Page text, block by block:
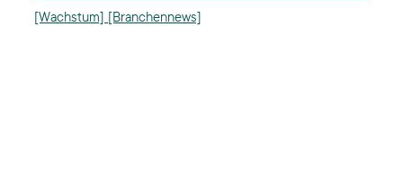
[Wachstum] [Branchennews]